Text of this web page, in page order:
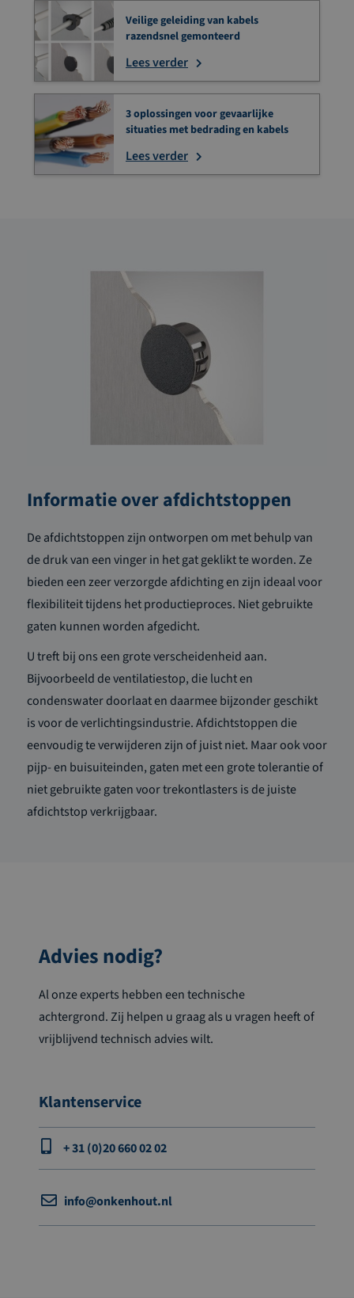
Veilige geleiding van kabels
razendsnel gemonteerd
Lees verder
3 oplossingen voor gevaarlijke
situaties met bedrading en kabels
Lees verder
Informatie over afdichtstoppen
De afdichtstoppen zijn ontworpen om met behulp van
de druk van een vinger in het gat geklikt te worden. Ze
bieden een zeer verzorgde afdichting en zijn ideaal voor
flexibiliteit tijdens het productieproces. Niet gebruikte
gaten kunnen worden afgedicht.
U treft bij ons een grote verscheidenheid aan.
Bijvoorbeeld de ventilatiestop, die lucht en
condenswater doorlaat en daarmee bijzonder geschikt
is voor de verlichtingsindustrie. Afdichtstoppen die
eenvoudig te verwijderen zijn of juist niet. Maar ook voor
pijp- en buisuiteinden, gaten met een grote tolerantie of
niet gebruikte gaten voor trekontlasters is de juiste
afdichtstop verkrijgbaar.
Advies nodig?
Al onze experts hebben een technische
achtergrond. Zij helpen u graag als u vragen heeft of
vrijblijvend technisch advies wilt.
Klantenservice
+ 31 (0)20 660 02 02
info@onkenhout.nl